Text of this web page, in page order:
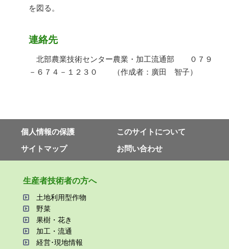
を図る。
連絡先
北部農業技術センター農業・加工流通部 ０７９
－６７４－１２３０ （作成者：廣田 智子）
個⼈情報の保護
このサイトについて
サイトマップ
お問い合わせ
⽣産者技術者の⽅へ
⼟地利⽤型作物
野菜
果樹・花き
加⼯・流通
経営･現地情報